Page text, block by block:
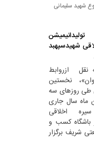
شهید سلیمانی
شهیدسپهبد
نقل ازروابط
نخستین
طی روزهای سه
پنجشنبه ۱۷ بهمن ماه سال جاری
اخلاقی
باشگاه کسب و
شریف برگزار